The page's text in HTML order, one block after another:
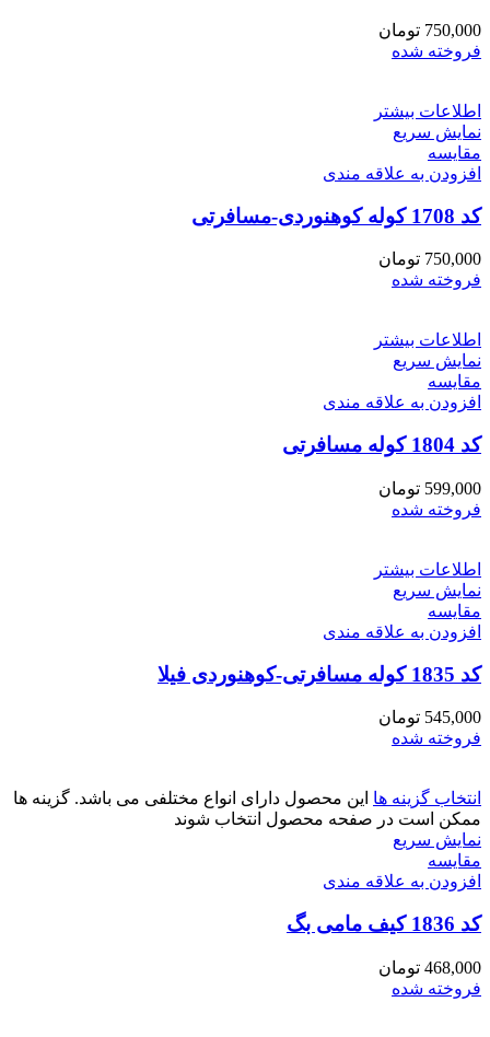
750,000 تومان
فروخته شده
اطلاعات بیشتر
نمایش سریع
مقايسه
افزودن به علاقه مندی
کد 1708 کوله کوهنوردی-مسافرتی
750,000 تومان
فروخته شده
اطلاعات بیشتر
نمایش سریع
مقايسه
افزودن به علاقه مندی
کد 1804 کوله مسافرتی
599,000 تومان
فروخته شده
اطلاعات بیشتر
نمایش سریع
مقايسه
افزودن به علاقه مندی
کد 1835 کوله مسافرتی-کوهنوردی فیلا
545,000 تومان
فروخته شده
انتخاب گزینه ها این محصول دارای انواع مختلفی می باشد. گزینه ها
ممکن است در صفحه محصول انتخاب شوند
نمایش سریع
مقايسه
افزودن به علاقه مندی
کد 1836 کیف مامی بگ
468,000 تومان
فروخته شده